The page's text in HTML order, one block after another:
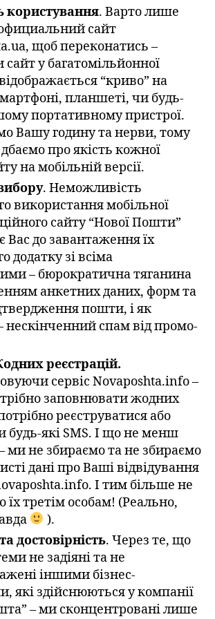
користування. Варто лише
сайт
щоб переконатись –
сайт у багатомільйонної
“криво” на
планшеті, чи будь-
портативному пристрої.
Вашу годину та нерви, тому
про якість кожної
на мобільній версії.
. Неможливість
використання мобільної
сайту “Нової Пошти”
до завантаження їх
додатку зі всіма
– бюрократична тяганина
анкетних даних, форм та
пошти, і як
нескінченний спам від промо-
реєстрацій.
сервіс Novaposhta.info –
заповнювати жодних
реєструватися або
будь-які SMS. І що не менш
ми не збираємо та не збираємо
дані про Ваші відвідування
І тим більше не
їх третім особам! (Реально,
).
достовірність. Через те, що
не задіяні та не
іншими бізнес-
які здійснюються у компанії
– ми сконцентровані лише